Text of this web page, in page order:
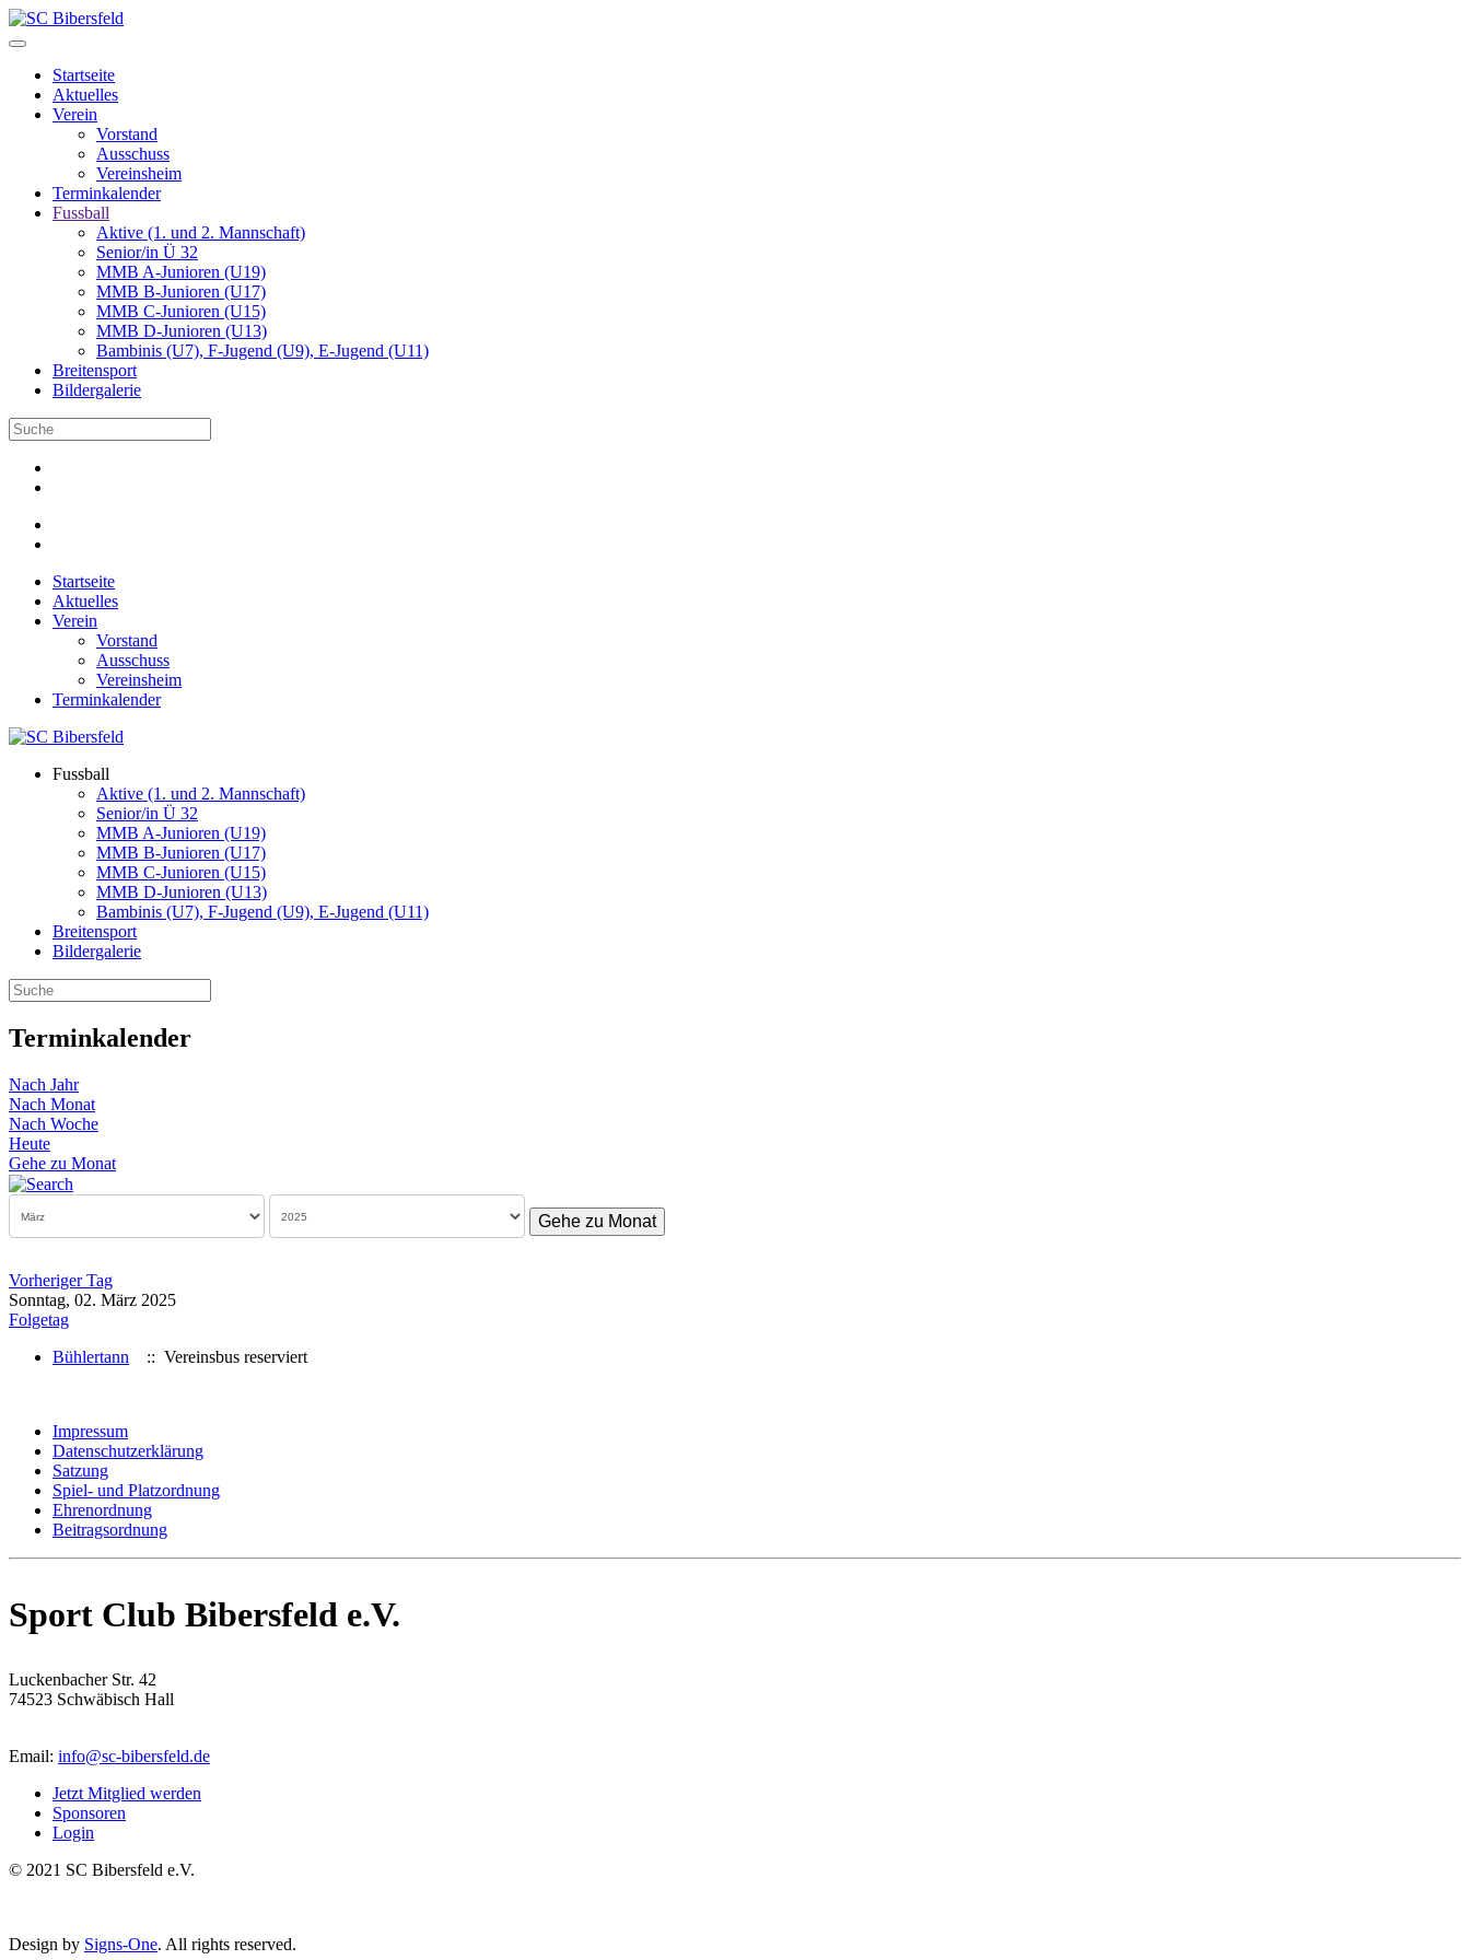
Startseite
Aktuelles
Verein
Vorstand
Ausschuss
Vereinsheim
Terminkalender
Fussball
Aktive (1. und 2. Mannschaft)
Senior/in Ü 32
MMB A-Junioren (U19)
MMB B-Junioren (U17)
MMB C-Junioren (U15)
MMB D-Junioren (U13)
Bambinis (U7), F-Jugend (U9), E-Jugend (U11)
Breitensport
Bildergalerie
Startseite
Aktuelles
Verein
Vorstand
Ausschuss
Vereinsheim
Terminkalender
Fussball
Aktive (1. und 2. Mannschaft)
Senior/in Ü 32
MMB A-Junioren (U19)
MMB B-Junioren (U17)
MMB C-Junioren (U15)
MMB D-Junioren (U13)
Bambinis (U7), F-Jugend (U9), E-Jugend (U11)
Breitensport
Bildergalerie
Terminkalender
Nach Jahr
Nach Monat
Nach Woche
Heute
Gehe zu Monat
Gehe zu Monat
Vorheriger Tag
Sonntag, 02. März 2025
Folgetag
Bühlertann
:: Vereinsbus reserviert
Impressum
Datenschutzerklärung
Satzung
Spiel- und Platzordnung
Ehrenordnung
Beitragsordnung
Sport Club Bibersfeld e.V.
Luckenbacher Str. 42
74523 Schwäbisch Hall
Email: info@sc-bibersfeld.de
Jetzt Mitglied werden
Sponsoren
Login
© 2021 SC Bibersfeld e.V.
Design by Signs-One. All rights reserved.